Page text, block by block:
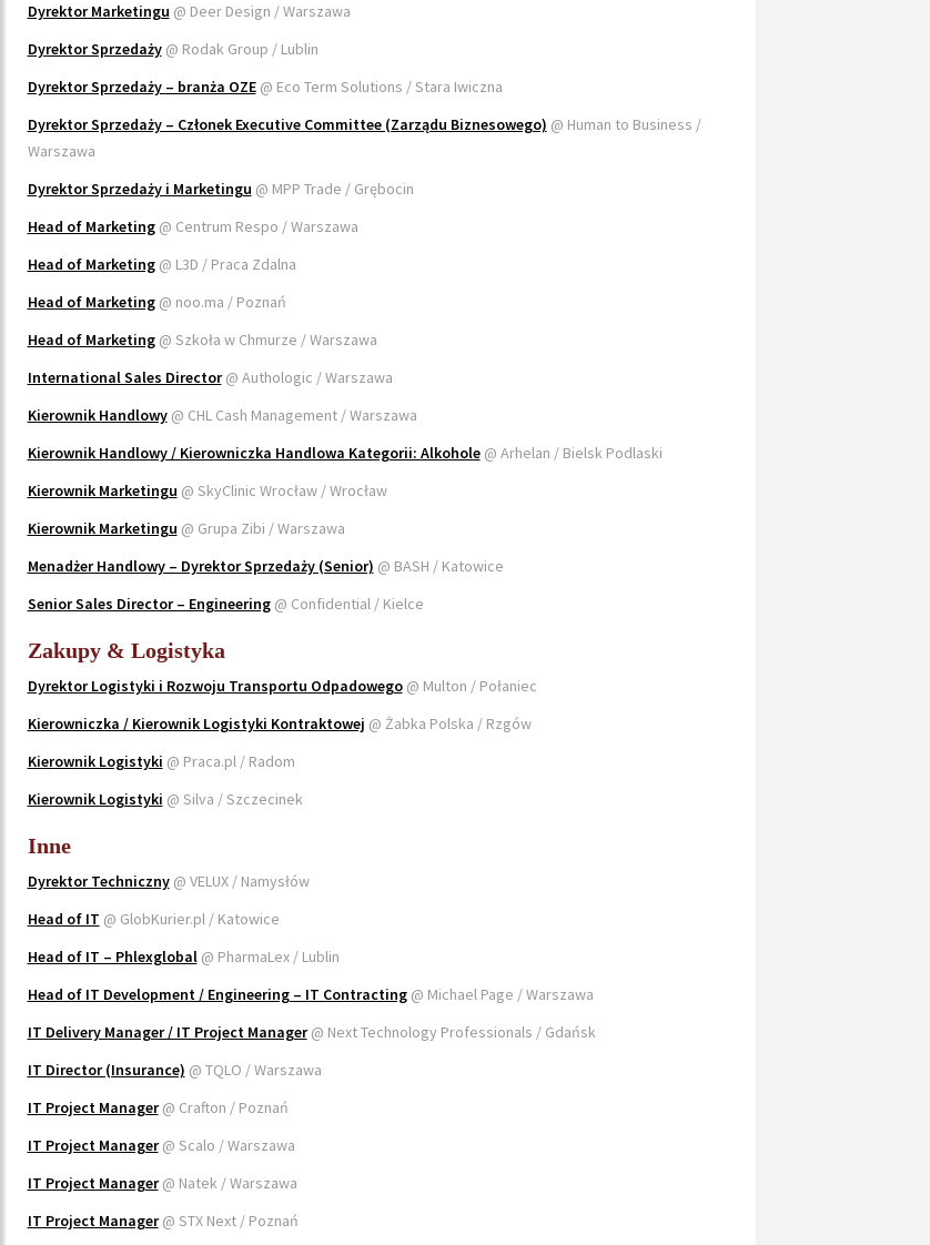
Dyrektor Marketingu @ Deer Design / Warszawa
Dyrektor Sprzedaży @ Rodak Group / Lublin
Dyrektor Sprzedaży – branża OZE @ Eco Term Solutions / Stara Iwiczna
Dyrektor Sprzedaży – Członek Executive Committee (Zarządu Biznesowego) @ Human to Business /
Warszawa
Dyrektor Sprzedaży i Marketingu @ MPP Trade / Grębocin
Head of Marketing @ Centrum Respo / Warszawa
Head of Marketing @ L3D / Praca Zdalna
Head of Marketing @ noo.ma / Poznań
Head of Marketing@ Szkoła w Chmurze / Warszawa
International Sales Director @ Authologic / Warszawa
Kierownik Handlowy @ CHL Cash Management / Warszawa
Kierownik Handlowy / Kierowniczka Handlowa Kategorii: Alkohole @ Arhelan / Bielsk Podlaski
Kierownik Marketingu @ SkyClinic Wrocław / Wrocław
Kierownik Marketingu @ Grupa Zibi / Warszawa
Menadżer Handlowy – Dyrektor Sprzedaży (Senior) @ BASH / Katowice
Senior Sales Director – Engineering @ Confidential / Kielce
Zakupy & Logistyka
Dyrektor Logistyki i Rozwoju Transportu Odpadowego@ Multon / Połaniec
Kierowniczka / Kierownik Logistyki Kontraktowej @ Żabka Polska / Rzgów
Kierownik Logistyki @ Praca.pl / Radom
Kierownik Logistyki @ Silva / Szczecinek
Inne
Dyrektor Techniczny @ VELUX / Namysłów
Head of IT @ GlobKurier.pl / Katowice
Head of IT – Phlexglobal@ PharmaLex / Lublin
Head of IT Development / Engineering – IT Contracting @ Michael Page / Warszawa
IT Delivery Manager / IT Project Manager @ Next Technology Professionals / Gdańsk
IT Director (Insurance) @ TQLO / Warszawa
IT Project Manager @ Crafton / Poznań
IT Project Manager @ Scalo / Warszawa
IT Project Manager @ Natek / Warszawa
IT Project Manager @ STX Next / Poznań